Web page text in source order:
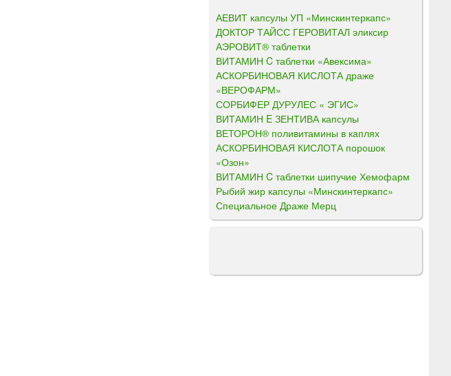
АЕВИТ капсулы УП «Минскинтеркапс»
ДОКТОР ТАЙСС ГЕРОВИТАЛ эликсир
АЭРОВИТ® таблетки
ВИТАМИН C таблетки «Авексима»
АСКОРБИНОВАЯ КИСЛОТА драже
«ВЕРОФАРМ»
СОРБИФЕР ДУРУЛЕС « ЭГИС»
ВИТАМИН E ЗЕНТИВА капсулы
ВЕТОРОН® поливитамины в каплях
АСКОРБИНОВАЯ КИСЛОТА порошок
«Озон»
ВИТАМИН C таблетки шипучие Хемофарм
Рыбий жир капсулы «Минскинтеркапс»
Специальное Драже Мерц